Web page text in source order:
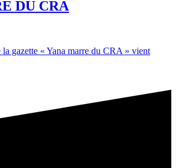
DU CRA
gazette « Yana marre du CRA » vient